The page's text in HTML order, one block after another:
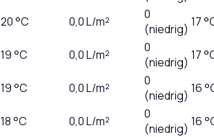
20°C 0,0L/m²
0
(niedrig) 17
19°C 0,0L/m²
0
(niedrig) 17
19°C 0,0L/m²
0
(niedrig) 16
18°C 0,0L/m²
0
(niedrig) 16